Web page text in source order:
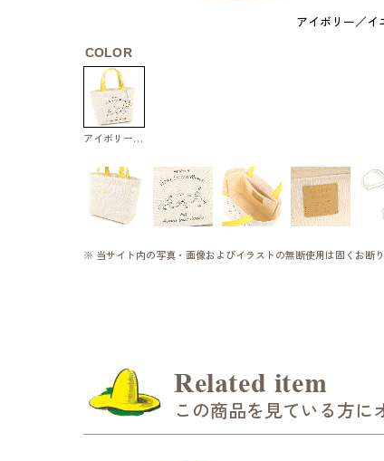
アイボリー／イ
COLOR
アイボリー／イエロー
※ 当サイト内の写真・画像およびイラストの無断使用は固くお断り
Related item
この商品を見ている方に